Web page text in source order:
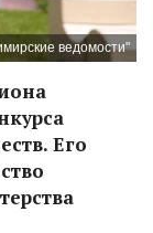
ведомости"
Его